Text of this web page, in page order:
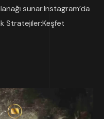
sunar.Instagram’da
Stratejiler:Keşfet